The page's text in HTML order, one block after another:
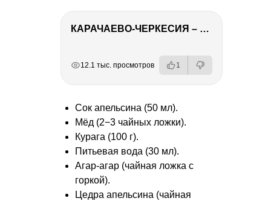
КАРАЧАЕВО-ЧЕРКЕСИЯ – ПУТЕШЕСТВИЕ НА КАВКАЗ часть 2
12.1 тыс. просмотров 1
Сок апельсина (50 мл).
Мёд (2−3 чайных ложки).
Курага (100 г).
Питьевая вода (30 мл).
Агар-агар (чайная ложка с
горкой).
Цедра апельсина (чайная